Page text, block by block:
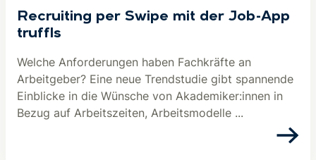
Recruiting per Swipe mit der Job-App
truffls
Welche Anforderungen haben Fachkräfte an
Arbeitgeber? Eine neue Trendstudie gibt spannende
Einblicke in die Wünsche von Akademiker:innen in
Bezug auf Arbeitszeiten, Arbeitsmodelle ...